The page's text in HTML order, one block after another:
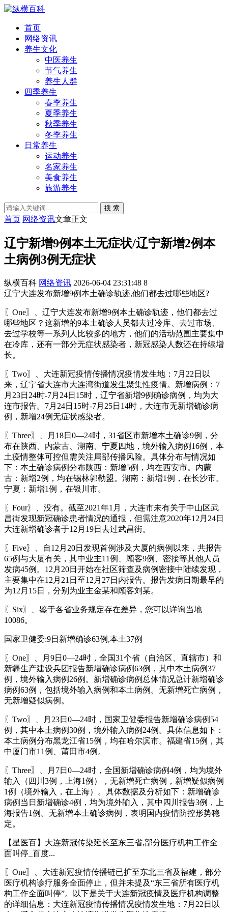
首页
网络资讯
养生文化
中医养生
节气养生
养生人群
四季养生
春季养生
夏季养生
秋季养生
冬季养生
日常养生
运动养生
名家养生
美食养生
旅游养生
搜 索
首页 网络资讯文章正文
辽宁新增9例本土无症状/辽宁新增2例本
土病例3例无症状
纵横百科 网络资讯 2026-06-04 23:31:48 8
辽宁大连发布新增9例本土确诊轨迹,他们都去过哪些地区?
〖One〗、辽宁大连发布新增9例本土确诊轨迹，他们都去过
哪些地区？这新增的9本土确诊人员都去过冷库、去过市场、
去过学校等一系列人比较多的地方，他们的活动范围主要集中
在冷库，还有一部分无症状感染者，新冠感染人数还在持续增
长。
〖Two〗、大连新冠疫情传播情况疫情发生地：7月22日以
来，辽宁省大连市大连湾街道发生聚集性疫情。新增病例：7
月23日24时-7月24日15时，辽宁省新增9例确诊病例，均为大
连市报告。7月24日15时-7月25日14时，大连市无新增确诊病
例，新增24例无症状感染者。
〖Three〗、月18日0—24时，31省区市新增本土确诊9例，分
布在陕西、内蒙古、湖南、宁夏四地，境外输入病例16例，本
土疫情整体可控但需关注局部传播风险。具体分布与情况如
下：本土确诊病例分布陕西：新增5例，均在西安市。内蒙
古：新增2例，均在锡林郭勒盟。湖南：新增1例，在长沙市。
宁夏：新增1例，在银川市。
〖Four〗、没有。截至2021年1月，大连市未有关于中山区武
昌街发现新冠确诊患者情况的通报，但需注意2020年12月24日
大连新增确诊者于12月19日去过武昌街。
〖Five〗、自12月20日发现首例涉及大厦的病例以来，共报告
65例与大厦有关，其中业主11例、顾客9例、密接等其他人员
发病45例。12月20日开始在社区筛查及病例密接中陆续发现，
主要集中在12月21日至12月27日内报告。报告发病日期最早的
为12月15日，分别为业主金某和顾客刘某。
〖Six〗、鉴于各省业务规定存在差异，您可以详询当地
10086。
国家卫健委:9日新增确诊63例,本土37例
〖One〗、月9日0—24时，全国31个省（自治区、直辖市）和
新疆生产建设兵团报告新增确诊病例63例，其中本土病例37
例，境外输入病例26例。新增确诊病例总体情况总计新增确诊
病例63例，包括境外输入病例和本土病例。无新增死亡病例，
无新增疑似病例。
〖Two〗、月23日0—24时，国家卫健委报告新增确诊病例54
例，其中本土病例30例，境外输入病例24例。具体信息如下：
本土病例分布黑龙江省15例，均在哈尔滨市。福建省15例，其
中厦门市11例、莆田市4例。
〖Three〗、月7日0—24时，全国新增确诊病例4例，均为境外
输入（四川3例，上海1例），无新增死亡病例，新增疑似病例
1例（境外输入，在上海）。具体数据及分析如下：新增确诊
病例当日新增确诊4例，均为境外输入，其中四川报告3例，上
海报告1例。无新增本土确诊病例，表明国内疫情防控形势稳
定。
【星医百】大连新冠传染延长至东三省,部分医疗机构工作全
面叫停_百度...
〖One〗、大连新冠疫情传播链已扩至东北三省及福建，部分
医疗机构诊疗服务全面停止，但并未提及“东三省所有医疗机
构工作全面叫停”。以下是关于大连新冠疫情及医疗机构调整
的详细信息：大连新冠疫情传播情况疫情发生地：7月22日以